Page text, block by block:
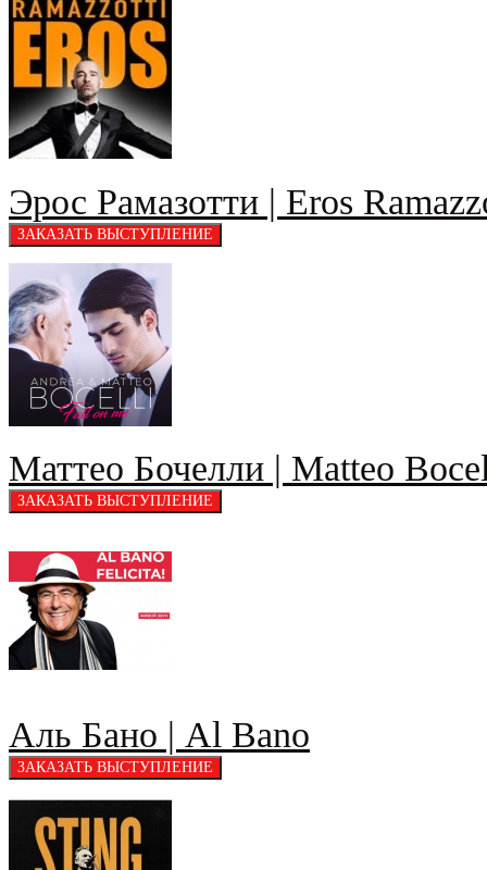
Эрос Рамазотти | Eros
Маттео Бочелли | Matteo
Аль Бано | Al Bano